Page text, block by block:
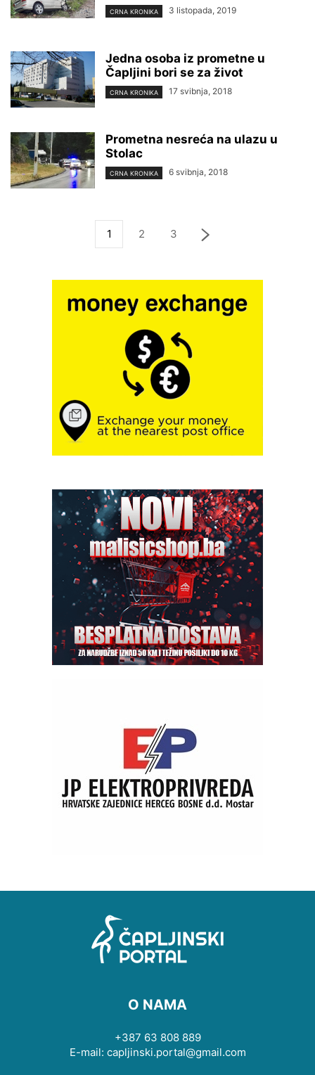
CRNA KRONIKA 3 listopada, 2019
Jedna osoba iz prometne u
Čapljini bori se za život
CRNA KRONIKA 17 svibnja, 2018
Prometna nesreća na ulazu u
Stolac
CRNA KRONIKA 6 svibnja, 2018
1 2 3
O NAMA
+387 63 808 889
E-mail: capljinski.portal@gmail.com